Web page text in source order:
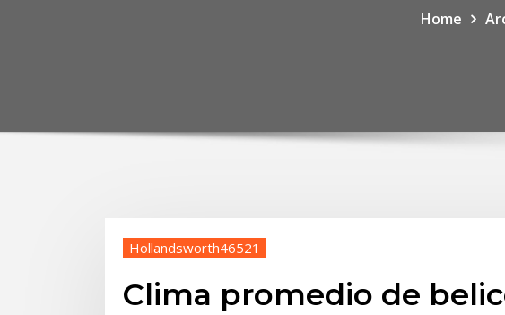
Home
Hollandsworth46521
Clima promedio de